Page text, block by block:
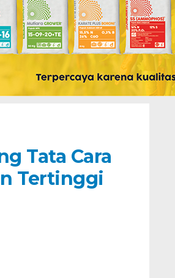
Tata Cara
Tertinggi